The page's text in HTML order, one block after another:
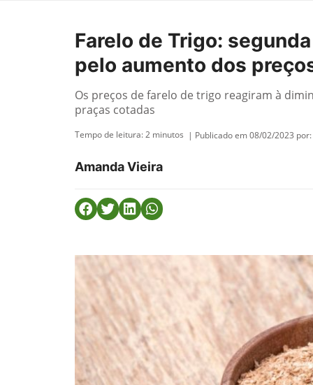
Farelo de Trigo:
pelo aumento dos
Os preços de farelo de trigo reagiram à
praças cotadas
Tempo de leitura:2 minutos | Publicado em 08/02/2023 por:
Amanda Vieira